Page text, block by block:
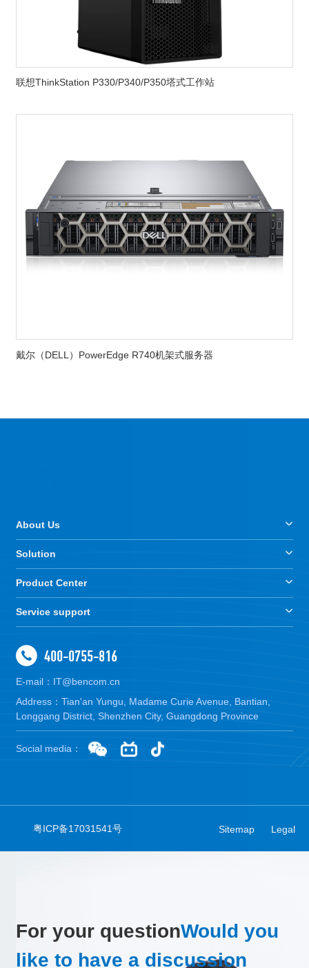
联想ThinkStation P330/P340/P350塔式工作站
戴尔（DELL）PowerEdge R740机架式服务器
About Us
Solution
Product Center
Service support
400-0755-816
E-mail：IT@bencom.cn
Address：Tian'an Yungu, Madame Curie Avenue, Bantian,
Longgang District, Shenzhen City, Guangdong Province
Social media：
粤ICP备17031541号 Sitemap Legal
For your questionWould you
like to have a discussion